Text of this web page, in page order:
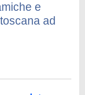
e
ad